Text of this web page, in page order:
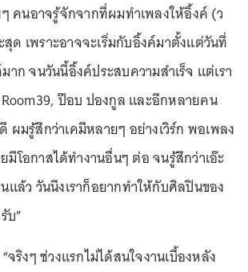
คนอาจรู้จักจากที่ผมทำเพลงให้อิ้งค์ (ว
สุด เพราะอาจจะเริ่มกับอิ้งค์มาตั้งแต่วันที่
าก จนวันนี้อิ้งค์ประสบความสำเร็จ แต่เรา
ป๊อบ ปองกูล และอีกหลายคน
มรู้สึกว่าเคมีหลายๆ อย่างเวิร์ก พอเพลง
โอกาสได้ทำงานอื่นๆ ต่อ จนรู้สึกว่าเอ๊ะ
แล้ว วันนึงเราก็อยากทำให้กับศิลปินของ
บ”
จริงๆ ช่วงแรกไม่ได้สนใจงานเบื้องหลัง